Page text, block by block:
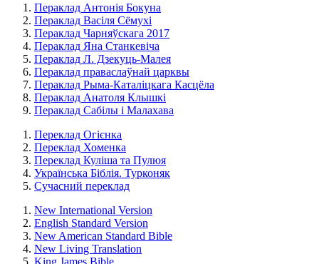
Пераклад Антонія Бокуна
Пераклад Васіля Сёмухі
Пераклад Чарняўскага 2017
Пераклад Яна Станкевіча
Пераклад Л. Дзекуць-Малея
Пераклад праваслаўнай царквы
Пераклад Рыма-Каталіцкага Касцёла
Пераклад Анатоля Клышкi
Пераклад Сабілы і Малахава
Переклад Огієнка
Переклад Хоменка
Переклад Куліша та Пулюя
Українська Біблія. Турконяк
Сучасний переклад
New International Version
English Standard Version
New American Standard Bible
New Living Translation
King James Bible